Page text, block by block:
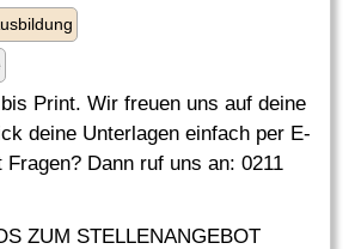
Print. Wir freuen uns auf deine
deine Unterlagen einfach per E-
Dann ruf uns an: 0211
ZUM STELLENANGEBOT